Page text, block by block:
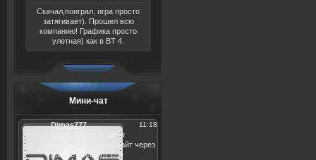
Скачал,поиграл, игра просто
затягивает). Прошел всю
компанию! Графика просто
улетная) как в BT 4.
Мини-чат